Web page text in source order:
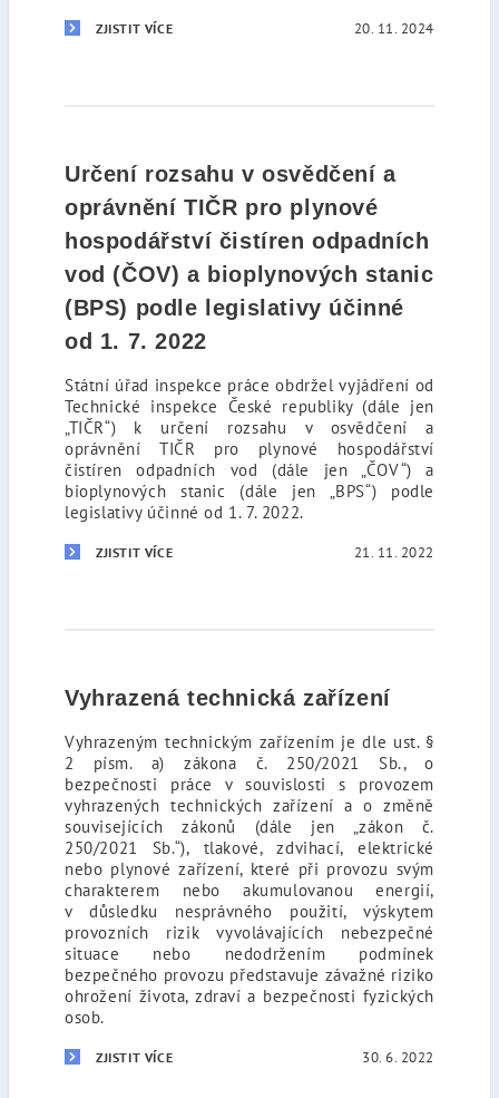
ZJISTIT VÍCE 20. 11. 2024
Určení rozsahu v osvědčení a
oprávnění TIČR pro plynové
hospodářství čistíren odpadních
vod (ČOV) a bioplynových stanic
(BPS) podle legislativy účinné
od 1. 7. 2022
Státní úřad inspekce práce obdržel vyjádření od
Technické inspekce České republiky (dále jen
„TIČR“) k určení rozsahu v osvědčení a
oprávnění TIČR pro plynové hospodářství
čistíren odpadních vod (dále jen „ČOV“) a
bioplynových stanic (dále jen „BPS“) podle
legislativy účinné od 1. 7. 2022.
ZJISTIT VÍCE 21. 11. 2022
Vyhrazená technická zařízení
Vyhrazeným technickým zařízením je dle ust. §
2 písm. a) zákona č. 250/2021 Sb., o
bezpečnosti práce v souvislosti s provozem
vyhrazených technických zařízení a o změně
souvisejících zákonů (dále jen „zákon č.
250/2021 Sb.“), tlakové, zdvihací, elektrické
nebo plynové zařízení, které při provozu svým
charakterem nebo akumulovanou energií,
v důsledku nesprávného použití, výskytem
provozních rizik vyvolávajících nebezpečné
situace nebo nedodržením podmínek
bezpečného provozu představuje závažné riziko
ohrožení života, zdraví a bezpečnosti fyzických
osob.
ZJISTIT VÍCE 30. 6. 2022